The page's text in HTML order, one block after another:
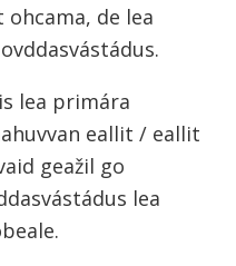
de lea
lea primára
eallit / eallit
geažil go
lea